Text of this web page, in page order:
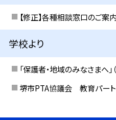
【修正】各種相談窓口のご案
学校より
「保護者・地域のみなさまへ」
堺市PTA協議会 教育パート